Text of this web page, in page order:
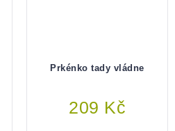
Prkénko tady vládne
209 Kč
Do košíku